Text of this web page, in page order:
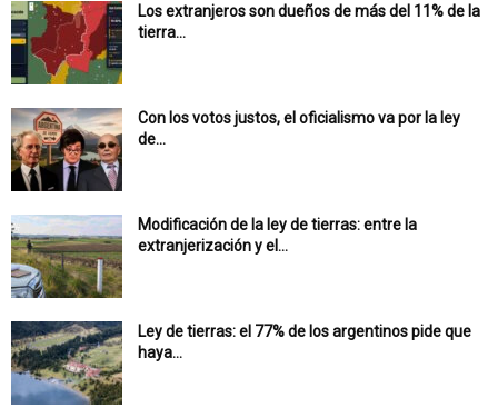
Los extranjeros son dueños de más del 11% de la
tierra...
Con los votos justos, el oficialismo va por la ley
de...
Modificación de la ley de tierras: entre la
extranjerización y el...
Ley de tierras: el 77% de los argentinos pide que
haya...